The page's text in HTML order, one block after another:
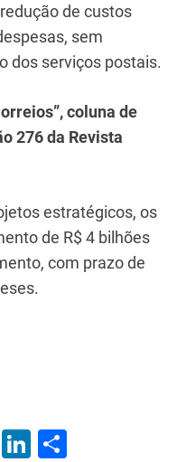
de custos
sem
dos serviços postais.
coluna de
276 da Revista
estratégicos, os
de R$ 4 bilhões
com prazo de
Pi Li